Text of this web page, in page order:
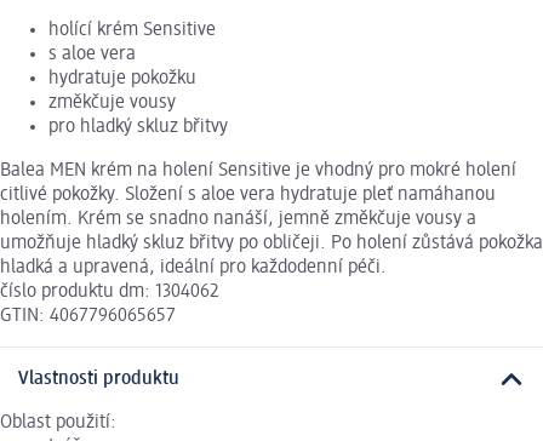
holící krém Sensitive
s aloe vera
hydratuje pokožku
změkčuje vousy
pro hladký skluz břitvy
Balea MEN krém na holení Sensitive je vhodný pro mokré holení
citlivé pokožky. Složení s aloe vera hydratuje pleť namáhanou
holením. Krém se snadno nanáší, jemně změkčuje vousy a
umožňuje hladký skluz břitvy po obličeji. Po holení zůstává pokožka
hladká a upravená, ideální pro každodenní péči.
číslo produktu dm: 1304062
GTIN: 4067796065657
Vlastnosti produktu
Oblast použití: